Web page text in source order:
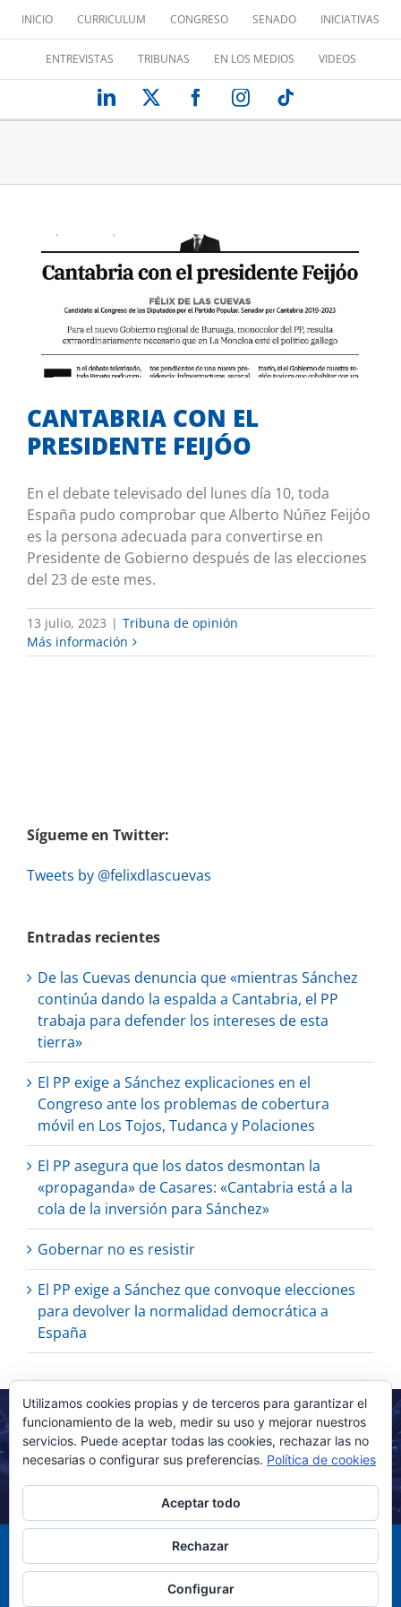
contenido
INICIO CURRICULUM CONGRESO SENADO INICIATIVAS
ENTREVISTAS TRIBUNAS EN LOS MEDIOS VIDEOS
LinkedIn FacebookInstagram
CANTABRIA CON EL PRESIDENTE
FEIJÓO
Tribuna de opinión
CANTABRIA CON EL
PRESIDENTE FEIJÓO
En el debate televisado del lunes día 10, toda
España pudo comprobar que Alberto Núñez Feijóo
es la persona adecuada para convertirse en
Presidente de Gobierno después de las elecciones
del 23 de este mes.
13 julio, 2023 | Tribuna de opinión
Más información
Sígueme en Twitter:
Tweets by @felixdlascuevas
Entradas recientes
De las Cuevas denuncia que «mientras Sánchez
continúa dando la espalda a Cantabria, el PP
trabaja para defender los intereses de esta
tierra»
El PP exige a Sánchez explicaciones en el
Congreso ante los problemas de cobertura
móvil en Los Tojos, Tudanca y Polaciones
El PP asegura que los datos desmontan la
«propaganda» de Casares: «Cantabria está a la
cola de la inversión para Sánchez»
Gobernar no es resistir
El PP exige a Sánchez que convoque elecciones
para devolver la normalidad democrática a
España
Utilizamos cookies propias y de terceros para garantizar el
funcionamiento de la web, medir su uso y mejorar nuestros
servicios. Puede aceptar todas las cookies, rechazar las no
necesarias o configurar sus preferencias. Política de cookies
Aceptar todo
Rechazar
Configurar